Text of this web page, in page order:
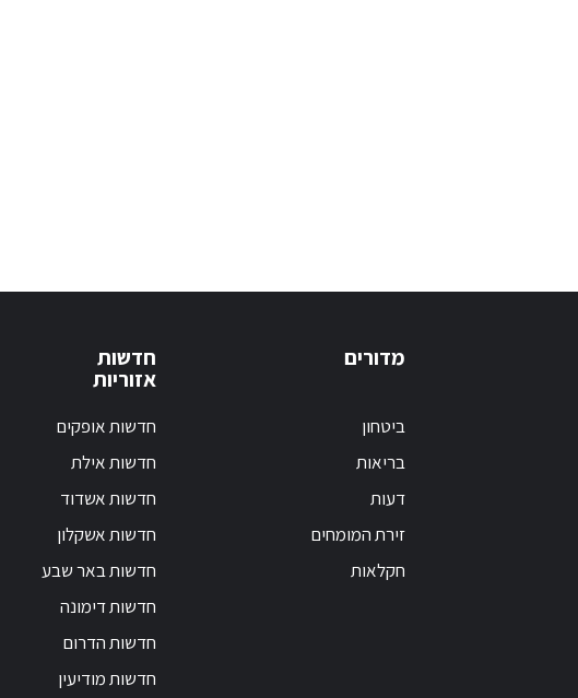
מדורים
ביטחון
בריאות
דעות
זירת המומחים
חקלאות
חדשות
אזוריות
חדשות אופקים
חדשות אילת
חדשות אשדוד
חדשות אשקלון
חדשות באר שבע
חדשות דימונה
חדשות הדרום
חדשות מודיעין